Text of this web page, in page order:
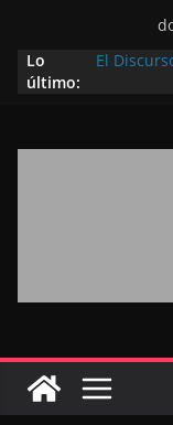
Lo
último:
El
en una